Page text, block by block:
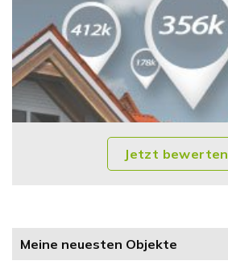
Jetzt bewerten
Meine neuesten Objekte